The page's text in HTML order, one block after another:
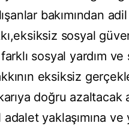
bakımından
sosyal
sosyal yardım
eksiksiz
doğru azaltacak
yaklaşımına